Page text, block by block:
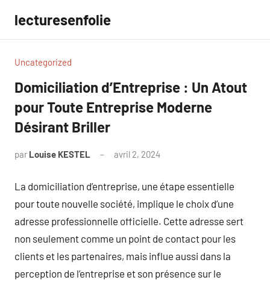
contenu
lecturesenfolie
Uncategorized
Domiciliation d’Entreprise : Un Atout
pour Toute Entreprise Moderne
Désirant Briller
par Louise KESTEL avril 2, 2024
La domiciliation d’entreprise, une étape essentielle
pour toute nouvelle société, implique le choix d’une
adresse professionnelle officielle. Cette adresse sert
non seulement comme un point de contact pour les
clients et les partenaires, mais influe aussi dans la
perception de l’entreprise et son présence sur le